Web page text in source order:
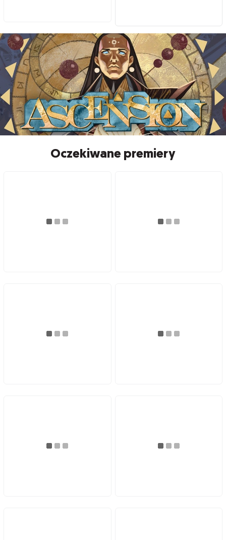
Oczekiwane premiery